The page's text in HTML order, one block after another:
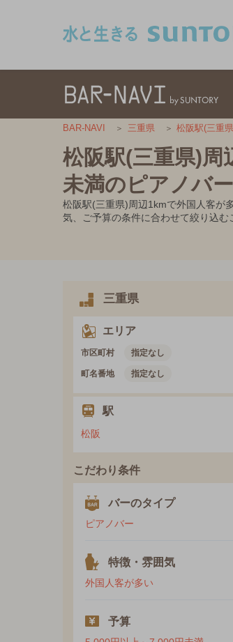
BAR-NAVI 三重県 松阪駅(三重
松阪駅(三重県)周
未満のピアノバー
松阪駅(三重県)周辺1kmで外国人客が
気、ご予算の条件に合わせて絞り込む
三重県
エリア
市区町村 指定なし
町名番地 指定なし
駅
松阪
こだわり条件
バーのタイプ
ピアノバー
特徴・雰囲気
外国人客が多い
予算